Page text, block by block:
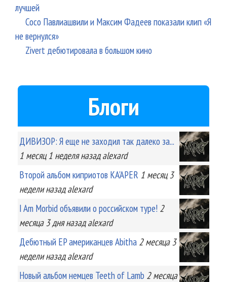
лучшей
Сосо Павлиашвили и Максим Фадеев показали клип «Я
не вернулся»
Zivert дебютировала в большом кино
Блоги
ДИВИЗОР: Я еще не заходил так далеко за...
1 месяц 1 неделяназад alexard
Второй альбом киприотов KA'APER 1 месяц 3
неделиназад alexard
I Am Morbid объявили о российском туре! 2
месяца 3 дняназад alexard
Дебютный EP американцев Abitha 2 месяца 3
неделиназад alexard
Новый альбом немцев Teeth of Lamb 2 месяца